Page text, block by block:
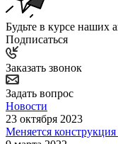
Будьте в курсе наших
Подписаться
Заказать звонок
Задать вопрос
Новости
23 октября 2023
Меняется